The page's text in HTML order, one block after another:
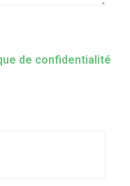
de confidentialité